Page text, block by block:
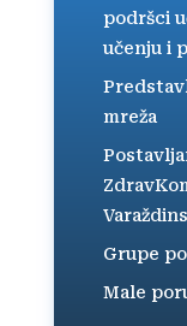
podršci
učenju i
mreža
Grupe
Male